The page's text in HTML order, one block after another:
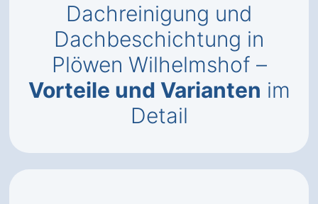
Dachreinigung und
Dachbeschichtung in
Plöwen Wilhelmshof –
Vorteile und Varianten im
Detail